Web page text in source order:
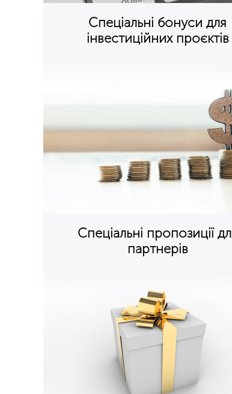
Спеціальні бонуси для
інвестиційних проєктів
Спеціальні пропозиції
партнерів